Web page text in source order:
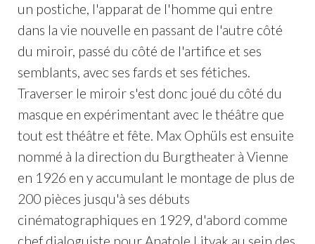
un postiche, l'apparat de l'homme qui entre
dans la vie nouvelle en passant de l'autre côté
du miroir, passé du côté de l'artifice et ses
semblants, avec ses fards et ses fétiches.
Traverser le miroir s'est donc joué du côté du
masque en expérimentant avec le théâtre que
tout est théâtre et fête. Max Ophüls est ensuite
nommé à la direction du Burgtheater à Vienne
en 1926 en y accumulant le montage de plus de
200 pièces jusqu'à ses débuts
cinématographiques en 1929, d'abord comme